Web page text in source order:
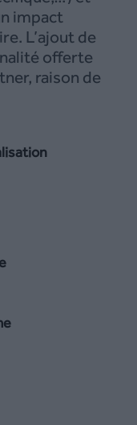
impact
L’ajout de
offerte
raison de